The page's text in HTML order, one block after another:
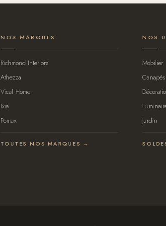
NOS MARQUES
Richmond Interiors
Athezza
Vical Home
Ixia
Pomax
TOUTES NOS MARQUES →
NOS
Mobilier
Jardin